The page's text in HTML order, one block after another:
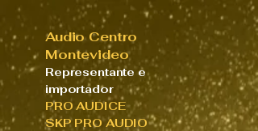
Audio Centro
Montevideo
Representante e
importador
PRO AUDICE
SKP PRO AUDIO